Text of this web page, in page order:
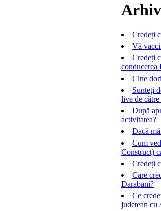
Credeți
Vă
Credeți
conducerea
Cine
Sunteți
live de
După
activitatea?
Dacă
Cum
Construct)
Credeți
Care
Darabani?
Ce
județean cu